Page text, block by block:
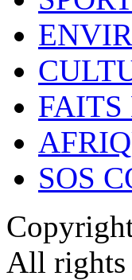
FAITS
SOS
All rights